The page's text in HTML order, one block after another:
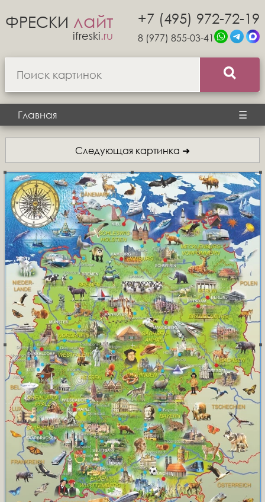
ФРЕСКИ лайт
ifreski.ru
+7 (495) 972-72-19
8 (977) 855-03-41
Главная ☰
Следующая картинка ➜